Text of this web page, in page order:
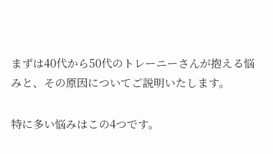
まずは40代から50代のトレーニーさんが抱える悩
みと、その原因についてご説明いたします。
特に多い悩みはこの4つです。